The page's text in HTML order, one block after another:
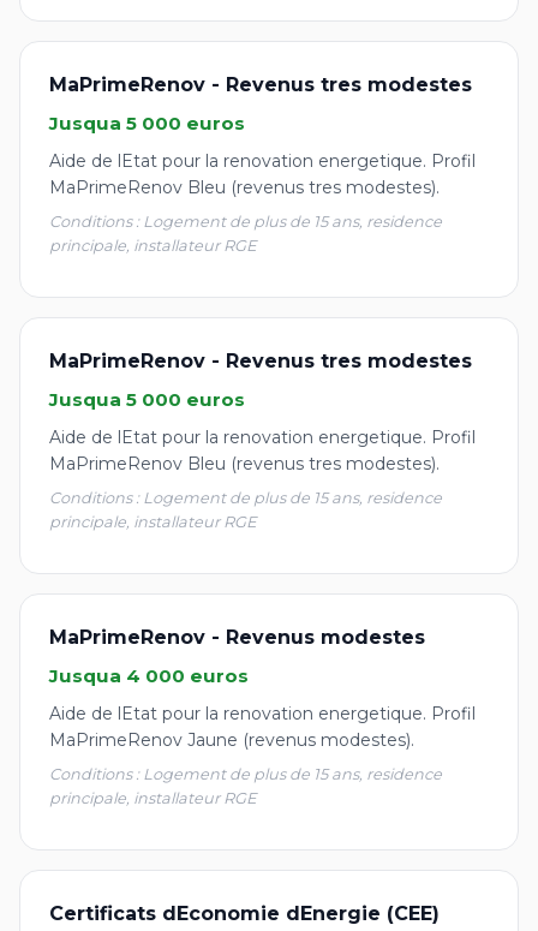
MaPrimeRenov - Revenus tres modestes
Jusqua 5 000 euros
Aide de lEtat pour la renovation energetique. Profil
MaPrimeRenov Bleu (revenus tres modestes).
Conditions : Logement de plus de 15 ans, residence
principale, installateur RGE
MaPrimeRenov - Revenus tres modestes
Jusqua 5 000 euros
Aide de lEtat pour la renovation energetique. Profil
MaPrimeRenov Bleu (revenus tres modestes).
Conditions : Logement de plus de 15 ans, residence
principale, installateur RGE
MaPrimeRenov - Revenus modestes
Jusqua 4 000 euros
Aide de lEtat pour la renovation energetique. Profil
MaPrimeRenov Jaune (revenus modestes).
Conditions : Logement de plus de 15 ans, residence
principale, installateur RGE
Certificats dEconomie dEnergie (CEE)